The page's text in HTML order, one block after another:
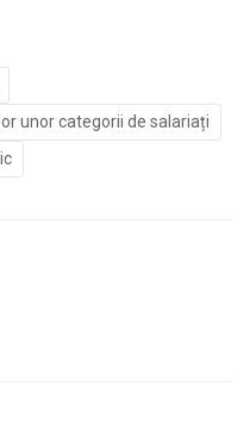
unor categorii de salariați